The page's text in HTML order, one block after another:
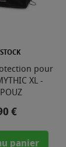
pour
XL -
€
panier